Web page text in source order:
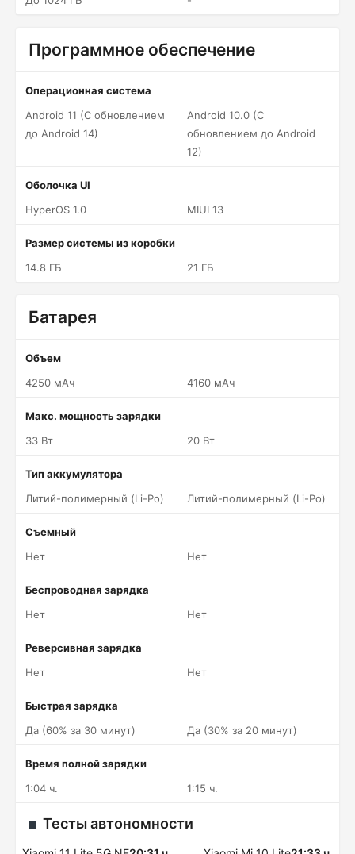
Программное обеспечение
Операционная система
Android 11 (С обновлением
до Android 14)
Android 10.0 (С
обновлением до Android
12)
Оболочка UI
HyperOS 1.0
MIUI 13
Размер системы из коробки
14.8 ГБ
21 ГБ
Батарея
Объем
4250 мАч
4160 мАч
Макс. мощность зарядки
33 Вт
20 Вт
Тип аккумулятора
Литий-полимерный (Li-Po)
Литий-полимерный (Li-Po)
Съемный
Нет
Нет
Беспроводная зарядка
Нет
Нет
Реверсивная зарядка
Нет
Нет
Быстрая зарядка
Да (60% за 30 минут)
Да (30% за 20 минут)
Время полной зарядки
1:04 ч.
1:15 ч.
Тесты автономности